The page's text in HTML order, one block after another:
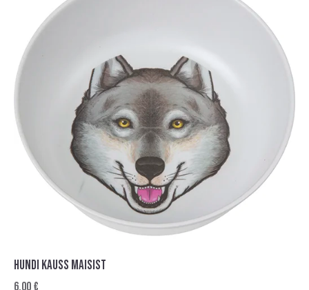
HUNDI KAUSS MAISIST
6,00€